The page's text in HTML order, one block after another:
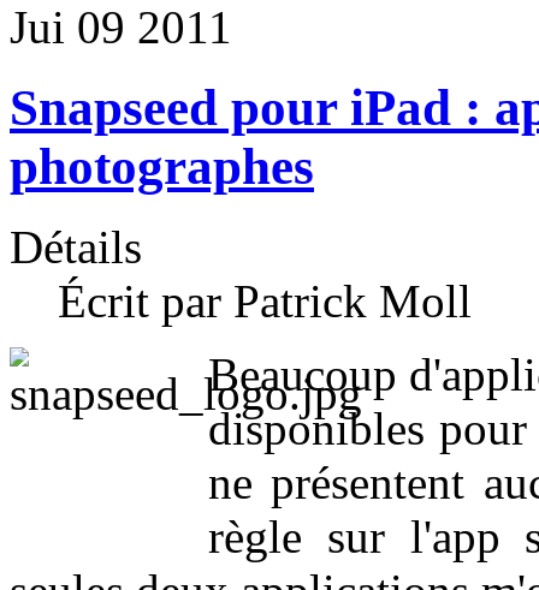
Jui 09 2011
Snapseed pour iPad :
photographes
Détails
Écrit par Patrick Moll
Beaucoup
disponibles
ne présentent
règle sur l'app